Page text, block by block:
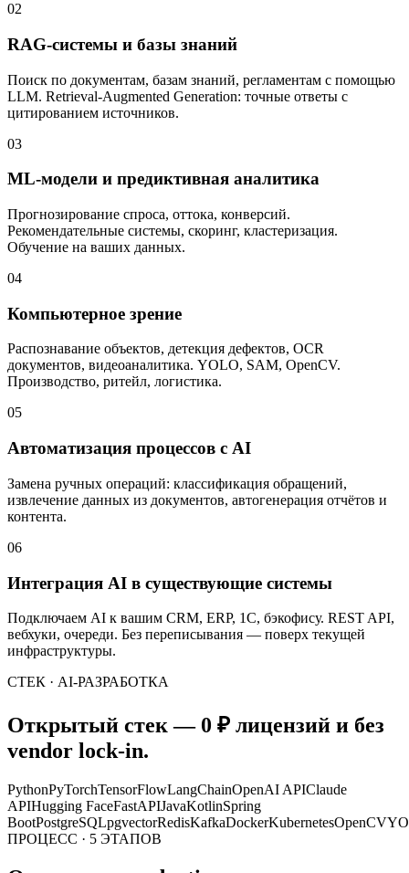
02
RAG-системы и базы знаний
Поиск по документам, базам знаний, регламентам с помощью
LLM. Retrieval-Augmented Generation: точные ответы с
цитированием источников.
03
ML-модели и предиктивная аналитика
Прогнозирование спроса, оттока, конверсий.
Рекомендательные системы, скоринг, кластеризация.
Обучение на ваших данных.
04
Компьютерное зрение
Распознавание объектов, детекция дефектов, OCR
документов, видеоаналитика. YOLO, SAM, OpenCV.
Производство, ритейл, логистика.
05
Автоматизация процессов с AI
Замена ручных операций: классификация обращений,
извлечение данных из документов, автогенерация отчётов и
контента.
06
Интеграция AI в существующие системы
Подключаем AI к вашим CRM, ERP, 1С, бэкофису. REST API,
вебхуки, очереди. Без переписывания — поверх текущей
инфраструктуры.
СТЕК · AI-РАЗРАБОТКА
Открытый стек — 0 ₽ лицензий и без
vendor lock-in.
PythonPyTorchTensorFlowLangChainOpenAI APIClaude
APIHugging FaceFastAPIJavaKotlinSpring
BootPostgreSQLpgvectorRedisKafkaDockerKubernetesOpenCV
ПРОЦЕСС · 5 ЭТАПОВ